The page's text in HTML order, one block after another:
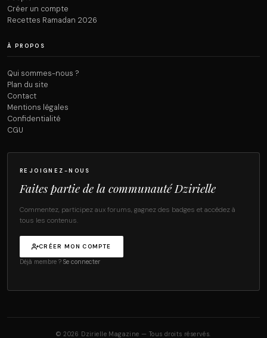
Créer un compte
Recettes Ramadan 2026
À PROPOS
Qui sommes-nous ?
Plan du site
Contact
Mentions légales
Confidentialité
CGU
REJOIGNEZ-NOUS
Faites partie de la communauté Dzirielle
Commentez, participez aux forums, gagnez des badges et accédez à
tous les contenus.
CRÉER MON COMPTE
Déjà membre ? Se connecter
© 2026 Dzirielle Magazine — Tous droits réservés.